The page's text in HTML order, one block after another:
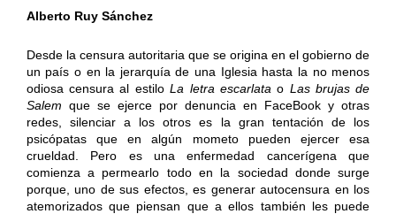
Alberto Ruy Sánchez
Desde la censura autoritaria que se origina en el gobierno de
un país o en la jerarquía de una Iglesia hasta la no menos
odiosa censura al estiloLa letra escarlata o Las brujas de
Salem que se ejerce por denuncia en FaceBook y otras
redes, silenciar a los otros es la gran tentación de los
psicópatas que en algún mometo pueden ejercer esa
crueldad. Pero es una enfermedad cancerígena que
comienza a permearlo todo en la sociedad donde surge
porque, uno de sus efectos, es generar autocensura en los
atemorizados que piensan que a ellos también les puede